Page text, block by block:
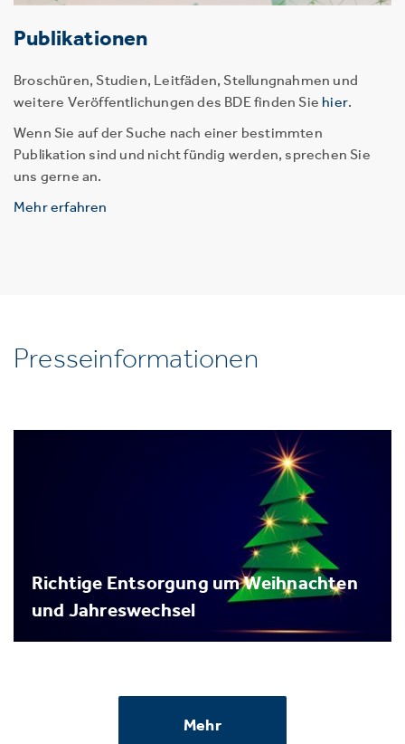
Publikationen
Broschüren, Studien, Leitfäden, Stellungnahmen und
weitere Veröffentlichungen des BDE finden Sie hier.
Wenn Sie auf der Suche nach einer bestimmten
Publikation sind und nicht fündig werden, sprechen Sie
uns gerne an.
Mehr erfahren
Presseinformationen
Richtige Entsorgung um Weihnachten
und Jahreswechsel
Mehr